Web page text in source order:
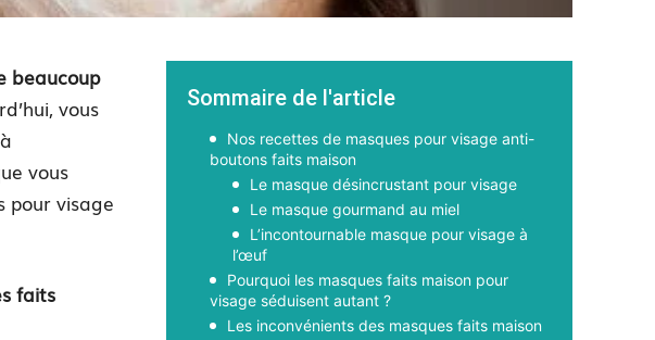
beaucoup
vous
vous
pour visage
faits
Sommaire de l'article
Nos recettes de masques pour visage anti-
boutons faits maison
Le masque désincrustant pour visage
Le masque gourmand au miel
L’incontournable masque pour visage à
l’œuf
Pourquoi les masques faits maison pour
visage séduisent autant ?
Les inconvénients des masques faits maison